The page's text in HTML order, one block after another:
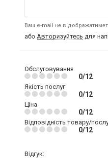
Ваш e-mail не
або Авторизуйтесь для
Обслуговування
0/12
Якість послуг
0/12
Ціна
0/12
Відповідність товару/
0/12
Відгук: